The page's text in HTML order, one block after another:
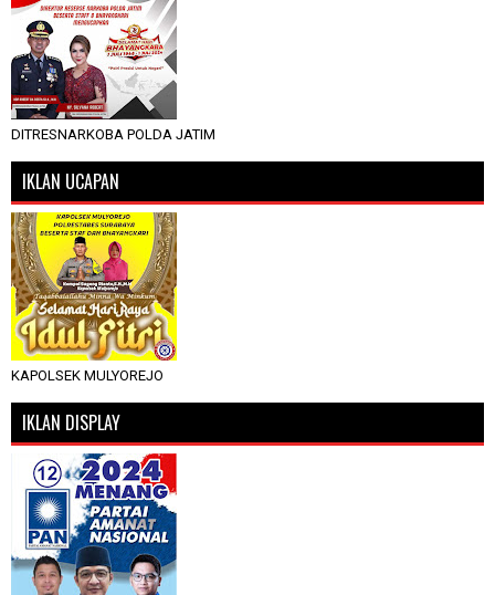
DITRESNARKOBA POLDA JATIM
IKLAN UCAPAN
KAPOLSEK MULYOREJO
IKLAN DISPLAY